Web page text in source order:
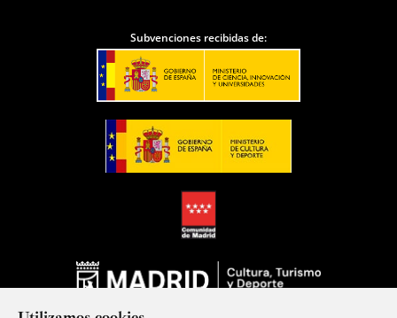
Subvenciones recibidas de: